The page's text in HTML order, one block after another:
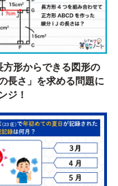
方形からできる図形の
長さ」を求める問題に
ジ！